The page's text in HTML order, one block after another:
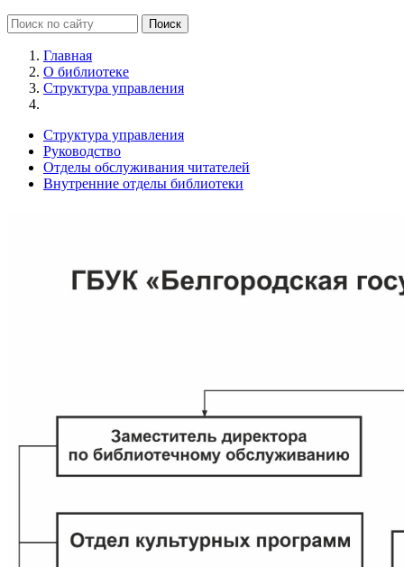
Главная
О библиотеке
Структура управления
Структура управления
Руководство
Отделы обслуживания читателей
Внутренние отделы библиотеки